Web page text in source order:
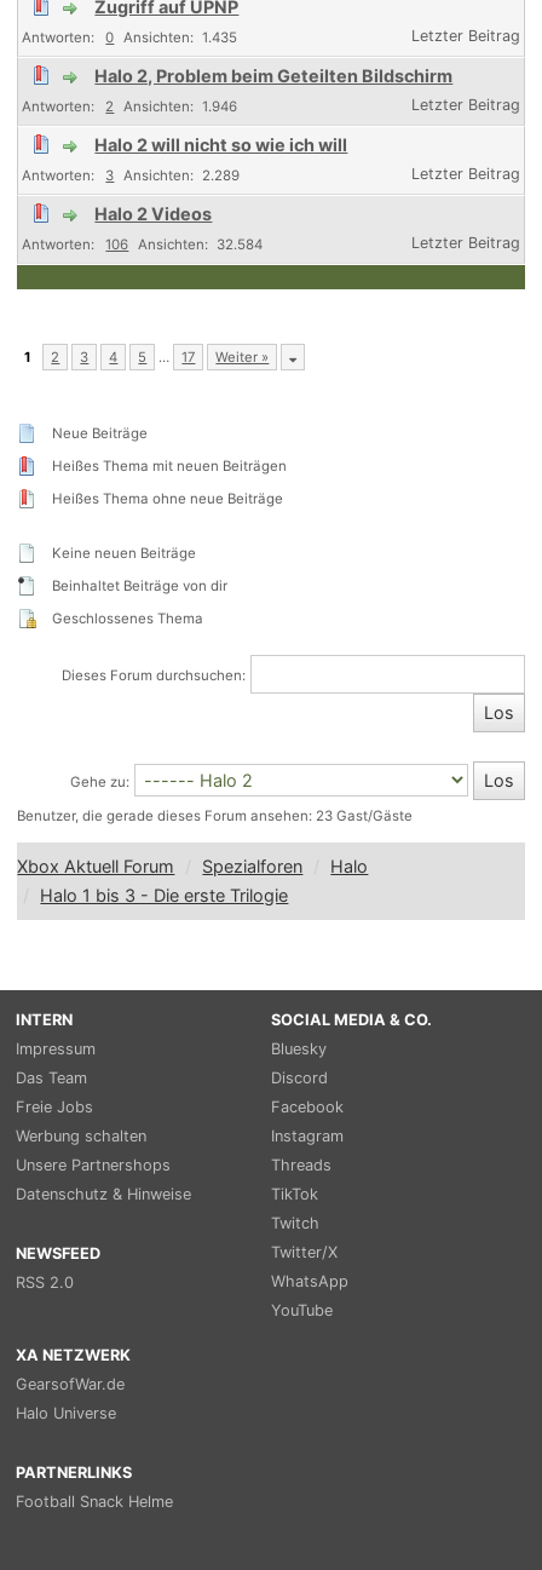
Zugriff auf UPNP
0 1.435
Halo 2, Problem beim Geteilten Bildschirm
2 1.946
Halo 2 will nicht so wie ich will
3 2.289
Halo 2 Videos
106 32.584
1 2 3 4 5 … 17 Weiter »
Neue Beiträge
Heißes Thema mit neuen Beiträgen
Heißes Thema ohne neue Beiträge
Keine neuen Beiträge
Beinhaltet Beiträge von dir
Geschlossenes Thema
Dieses Forum durchsuchen:
Gehe zu:
Benutzer, die gerade dieses Forum ansehen: 23 Gast/Gäste
Xbox Aktuell Forum Spezialforen
Halo
Halo 1 bis 3 - Die erste Trilogie
INTERN
Impressum
Das Team
Freie Jobs
Werbung schalten
Unsere Partnershops
Datenschutz & Hinweise
NEWSFEED
RSS 2.0
SOCIAL MEDIA & CO.
Bluesky
Discord
Facebook
Instagram
Threads
TikTok
Twitch
Twitter/X
WhatsApp
YouTube
XA NETZWERK
GearsofWar.de
Halo Universe
PARTNERLINKS
Football Snack Helme